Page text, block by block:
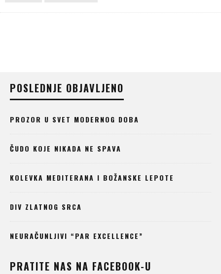
POSLEDNJE OBJAVLJENO
PROZOR U SVET MODERNOG DOBA
ČUDO KOJE NIKADA NE SPAVA
KOLEVKA MEDITERANA I BOŽANSKE LEPOTE
DIV ZLATNOG SRCA
NEURAČUNLJIVI “PAR EXCELLENCE”
PRATITE NAS NA FACEBOOK-U